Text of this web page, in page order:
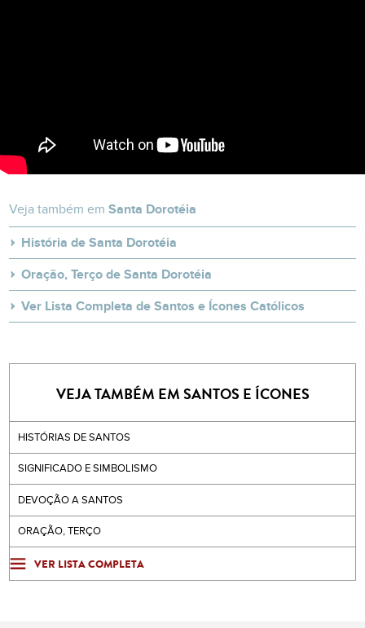
Veja também emSanta Dorotéia
História de Santa Dorotéia
Oração, Terço de Santa Dorotéia
Ver Lista Completa de Santos e Ícones Católicos
VEJA TAMBÉM EM SANTOS E ÍCONES
HISTÓRIAS DE SANTOS
SIGNIFICADO E SIMBOLISMO
DEVOÇÃO A SANTOS
ORAÇÃO, TERÇO
VER LISTA COMPLETA